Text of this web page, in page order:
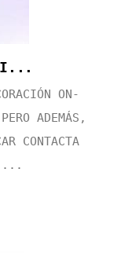
ON-
ADEMÁS,
CONTACTA
...